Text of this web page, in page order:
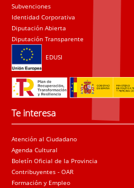
Subvenciones
Identidad Corporativa
Diputación Abierta
Diputación Transparente
EDUSI
Te interesa
Atención al Ciudadano
Agenda Cultural
Boletín Oficial de la Provincia
Contribuyentes - OAR
Formación y Empleo